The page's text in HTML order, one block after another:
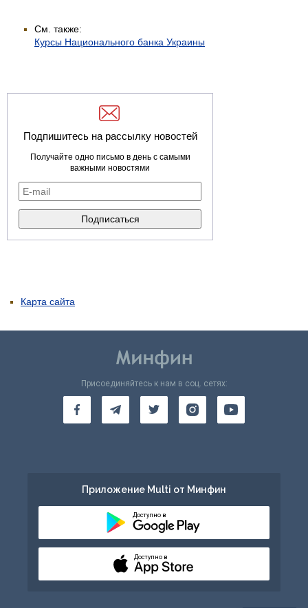
См. также:
Курсы Национального банка Украины
Подпишитесь на рассылку новостей
Получайте одно письмо в день с самыми
важными новостями
Карта сайта
Присоединяйтесь к нам в соц. сетях:
Приложение Multi от Минфин
Доступно в
Доступно в